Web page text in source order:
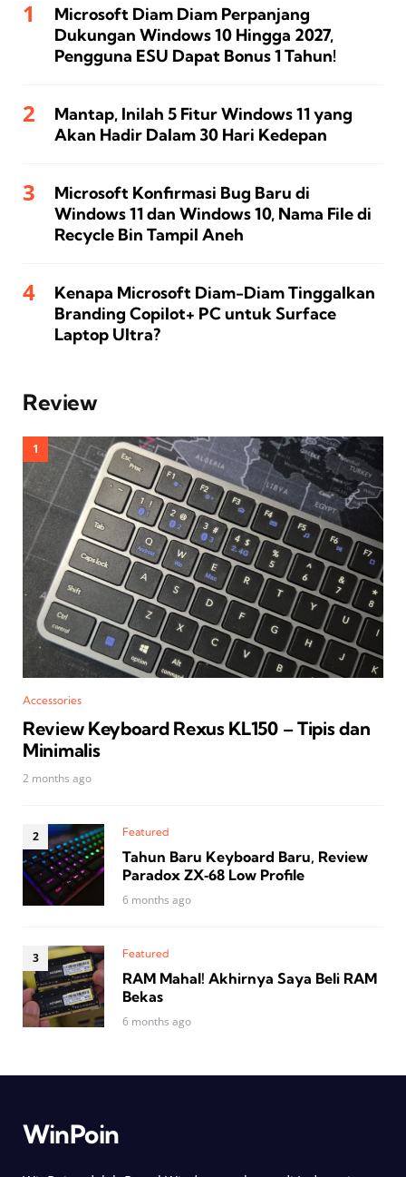
Microsoft Diam Diam Perpanjang
Dukungan Windows 10 Hingga 2027,
Pengguna ESU Dapat Bonus 1 Tahun!
Mantap, Inilah 5 Fitur Windows 11 yang
Akan Hadir Dalam 30 Hari Kedepan
Microsoft Konfirmasi Bug Baru di
Windows 11 dan Windows 10, Nama File di
Recycle Bin Tampil Aneh
Kenapa Microsoft Diam-Diam Tinggalkan
Branding Copilot+ PC untuk Surface
Laptop Ultra?
Review
Accessories
Review Keyboard Rexus KL150 – Tipis dan
Minimalis
2 months ago
Featured
Tahun Baru Keyboard Baru, Review
Paradox ZX‑68 Low Profile
6 months ago
Featured
RAM Mahal! Akhirnya Saya Beli RAM
Bekas
6 months ago
WinPoin